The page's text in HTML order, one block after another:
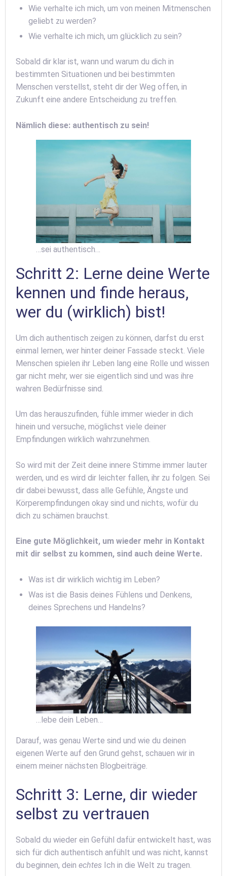
Wie verhalte ich mich, um von meinen Mitmenschen
geliebt zu werden?
Wie verhalte ich mich, um glücklich zu sein?
Sobald dir klar ist, wann und warum du dich in
bestimmten Situationen und bei bestimmten
Menschen verstellst, steht dir der Weg offen, in
Zukunft eine andere Entscheidung zu treffen.
Nämlich diese: authentisch zu sein!
…sei authentisch…
Schritt 2: Lerne deine Werte
kennen und finde heraus,
wer du (wirklich) bist!
Um dich authentisch zeigen zu können, darfst du erst
einmal lernen, wer hinter deiner Fassade steckt. Viele
Menschen spielen ihr Leben lang eine Rolle und wissen
gar nicht mehr, wer sie eigentlich sind und was ihre
wahren Bedürfnisse sind.
Um das herauszufinden, fühle immer wieder in dich
hinein und versuche, möglichst viele deiner
Empfindungen wirklich wahrzunehmen.
So wird mit der Zeit deine innere Stimme immer lauter
werden, und es wird dir leichter fallen, ihr zu folgen. Sei
dir dabei bewusst, dass alle Gefühle, Ängste und
Körperempfindungen okay sind und nichts, wofür du
dich zu schämen brauchst.
Eine gute Möglichkeit, um wieder mehr in Kontakt
mit dir selbst zu kommen, sind auch deine Werte.
Was ist dir wirklich wichtig im Leben?
Was ist die Basis deines Fühlens und Denkens,
deines Sprechens und Handelns?
…lebe dein Leben…
Darauf, was genau Werte sind und wie du deinen
eigenen Werte auf den Grund gehst, schauen wir in
einem meiner nächsten Blogbeiträge.
Schritt 3: Lerne, dir wieder
selbst zu vertrauen
Sobald du wieder ein Gefühl dafür entwickelt hast, was
sich für dich authentisch anfühlt und was nicht, kannst
du beginnen, dein echtes Ich in die Welt zu tragen.